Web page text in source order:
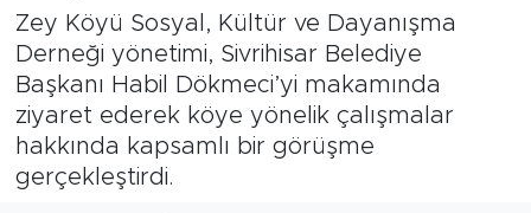
Zey Köyü Sosyal, Kültür ve Dayanışma
Derneği yönetimi, Sivrihisar Belediye
Başkanı Habil Dökmeci’yi makamında
ziyaret ederek köye yönelik çalışmalar
hakkında kapsamlı bir görüşme
gerçekleştirdi.
Sağlık
Ekonomi
Tüm Manşetler
Son Dakika Haberleri
Haber Arşivi